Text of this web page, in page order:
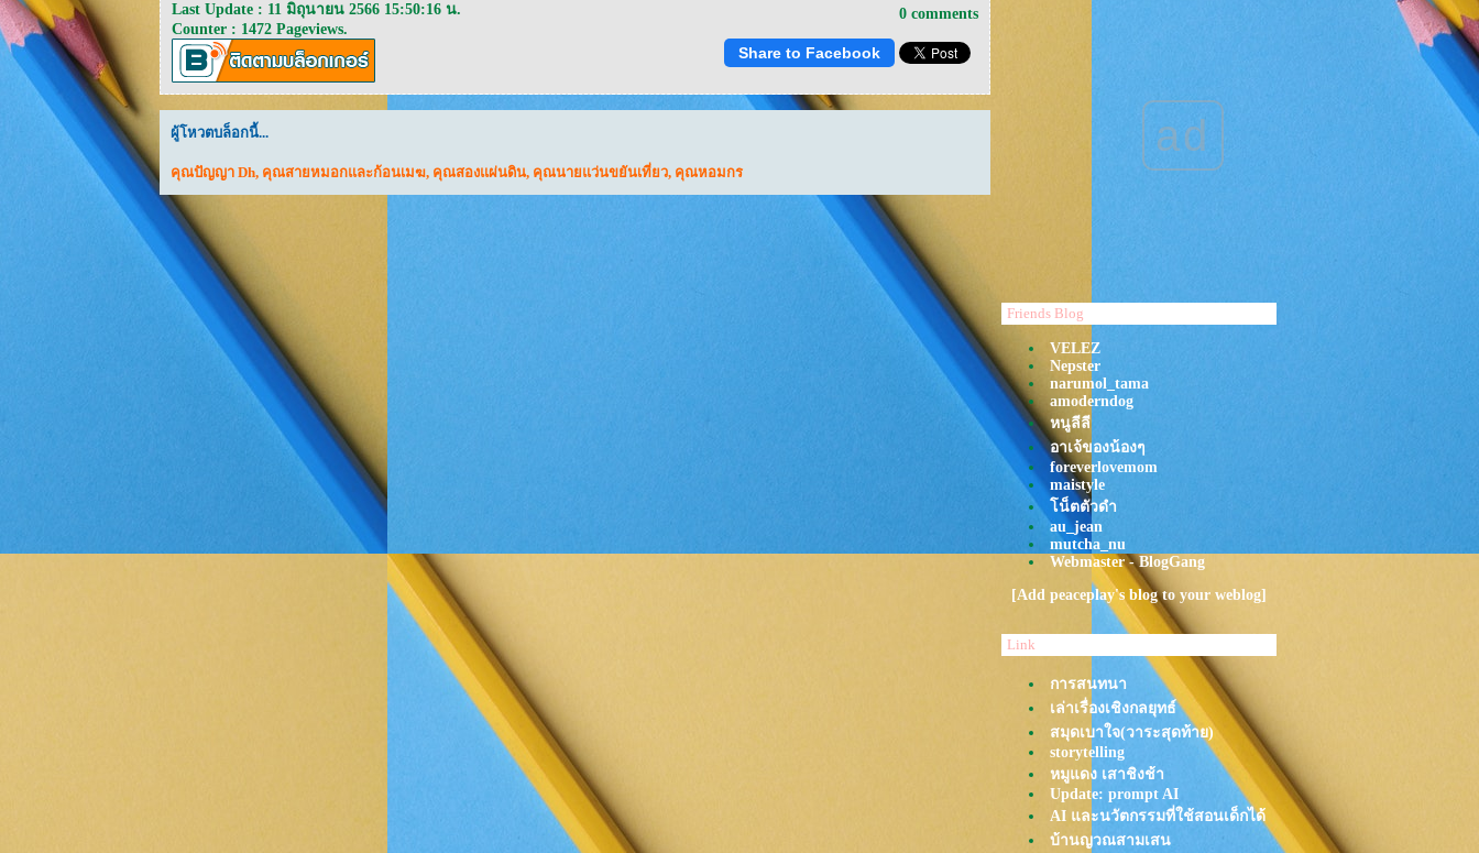
Last Update : 11 มิถุนายน 2566 15:50:16 น.
Counter : 1472 Pageviews.
0 comments
Share to Facebook
ผู้โหวตบล็อกนี้...
คุณปัญญา Dh, คุณสายหมอกและก้อนเมฆ, คุณสองแผ่นดิน, คุณนายแว่นขยันเที่ยว, คุณหอมกร
Go as a river - Plum village song
Alesso - Heroes (we could be) ft.
Paws
Passion Pit - Where the Sky
Hangs
YEW - ลมแล้ง
นาฬิกา · Funky Wah Wah ·
MOJIKO
TATTOO COLOUR - ขอให้เราทั้ง
คู่โชคดี
MACKLEMORE & RYAN
LEWIS - CAN'T HOLD US
FEAT. RAY DALTON
Tame Impala - Dracula
What's Up
MILLI - สาธุ (SAA-TUU) ft.
TangBadVoice
Whal & Dolph x MARCKRIS
BUS - สิ่งที่สวยงาม (Special)
บ้านของหัวใจ Cover by NADIA |
OST. FAST & FEEL LOVE
Bombay Bicycle Club - Shuffle ​​​​​​​
Plastic Plastic - คลื่น (Frequency)
Plastic Plastic - มีชีวิต (Alive)
Spirited Away: Always with me
Saja Boys - Soda Pop
GREASY CAFE - สิ่งใดๆ
ครงามเลิศในปฐพี Phumin x
Warin
ad
Friends Blog
VELEZ
Nepster
narumol_tama
amoderndog
หนูลีลี
อาเจ้ของน้องๆ
foreverlovemom
maistyle
น็ตตัวดำ
au_jean
mutcha_nu
Webmaster - BlogGang
[Add peaceplay's blog to your weblog]
Link
การสนทนา
เล่าเรื่องเชิงกลยุทธ์
สมุดเบาใจ(วาระสุดท้าย)
storytelling
หมูแดง เสาชิงช้า
Update: prompt AI
AI และนวัตกรรมที่ใช้สอนเด็กได้
บ้านญวณสามเสน